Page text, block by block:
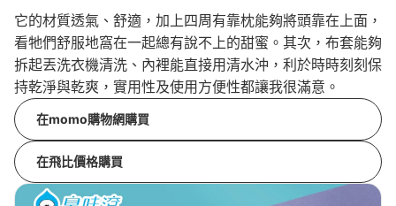
它的材質透氣、舒適，加上四周有靠枕能夠將頭靠在上面，
看牠們舒服地窩在一起總有說不上的甜蜜。其次，布套能夠
拆起丟洗衣機清洗、內裡能直接用清水沖，利於時時刻刻保
持乾淨與乾爽，實用性及使用方便性都讓我很滿意。
在momo購物網購買
在飛比價格購買